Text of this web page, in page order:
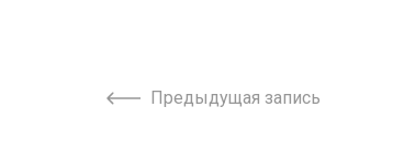
Предыдущая запись